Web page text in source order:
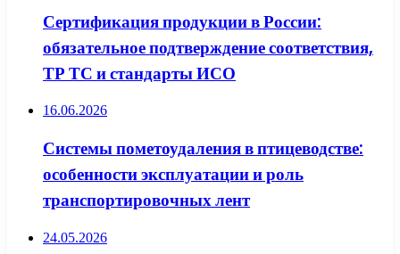
Сертификация продукции в России:
обязательное подтверждение соответствия,
ТР ТС и стандарты ИСО
16.06.2026
Системы пометоудаления в птицеводстве:
особенности эксплуатации и роль
транспортировочных лент
24.05.2026